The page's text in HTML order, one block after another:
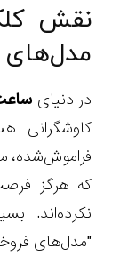
نقش
مدل‌های
در دنیای
کاوشگرانی
فراموش‌شده،
که هرگز
نکرده‌اند.
"مدل‌های